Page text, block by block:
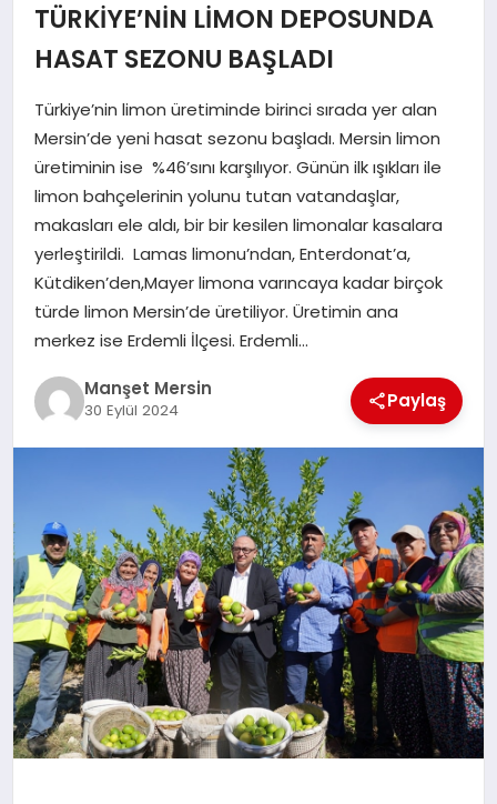
EKONOMİ
KÜLTÜR SANAT
MAGAZİN
SAĞLIK
SPOR
DİĞER
TÜRKİYE’NİN LİMON DEPOSUNDA
HASAT SEZONU BAŞLADI
Türkiye’nin limon üretiminde birinci sırada yer alan
Mersin’de yeni hasat sezonu başladı. Mersin limon
üretiminin ise %46’sını karşılıyor. Günün ilk ışıkları ile
limon bahçelerinin yolunu tutan vatandaşlar,
makasları ele aldı, bir bir kesilen limonalar kasalara
yerleştirildi. Lamas limonu’ndan, Enterdonat’a,
Kütdiken’den,Mayer limona varıncaya kadar birçok
türde limon Mersin’de üretiliyor. Üretimin ana
merkez ise Erdemli İlçesi. Erdemli…
Manşet Mersin
30 Eylül 2024 Paylaş